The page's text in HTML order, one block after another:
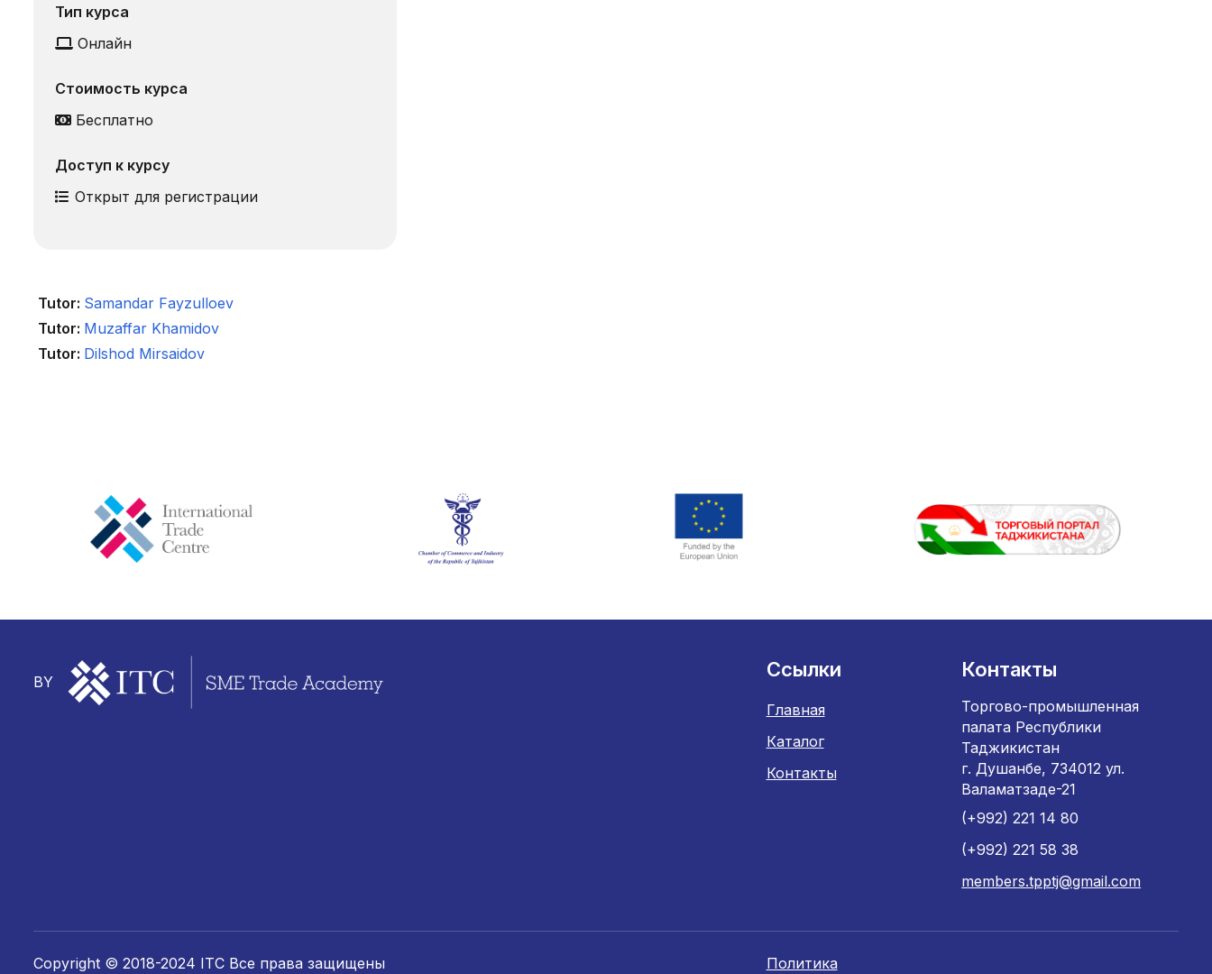
Тип курса
Онлайн
Стоимость курса
Бесплатно
Доступ к курсу
Открыт для регистрации
Tutor: Samandar Fayzulloev
Tutor: Muzaffar Khamidov
Tutor: Dilshod Mirsaidov
BY
Ссылки
Главная
Каталог
Контакты
Контакты
Торгово-промышленная
палата Республики
Таджикистан
г. Душанбе, 734012 ул.
Валаматзаде-21
(+992) 221 14 80
(+992) 221 58 38
members.tpptj@gmail.com
Copyright © 2018-2024 ITC Все права защищены Политика